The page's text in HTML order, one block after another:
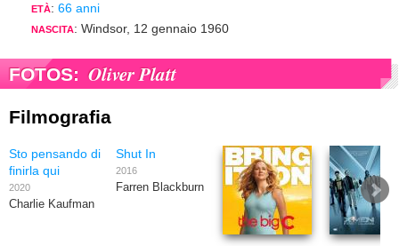
ETÀ: 66 anni
NASCITA: Windsor, 12 gennaio 1960
FOTOS: Oliver Platt
Filmografia
Sto pensando di
finirla qui
2020
Charlie Kaufman
Shut In
2016
Farren Blackburn